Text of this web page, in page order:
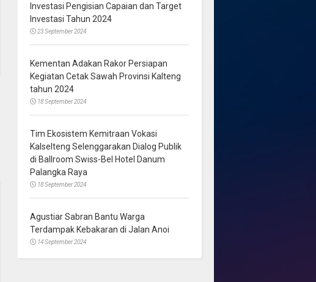
Investasi Pengisian Capaian dan Target
Investasi Tahun 2024
23 September 2024
Kementan Adakan Rakor Persiapan
Kegiatan Cetak Sawah Provinsi Kalteng
tahun 2024
18 September 2024
Tim Ekosistem Kemitraan Vokasi
Kalselteng Selenggarakan Dialog Publik
di Ballroom Swiss-Bel Hotel Danum
Palangka Raya
18 September 2024
Agustiar Sabran Bantu Warga
Terdampak Kebakaran di Jalan Anoi
14 September 2024